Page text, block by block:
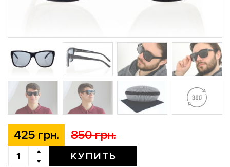
425 грн. 850 грн.
КУПИТЬ